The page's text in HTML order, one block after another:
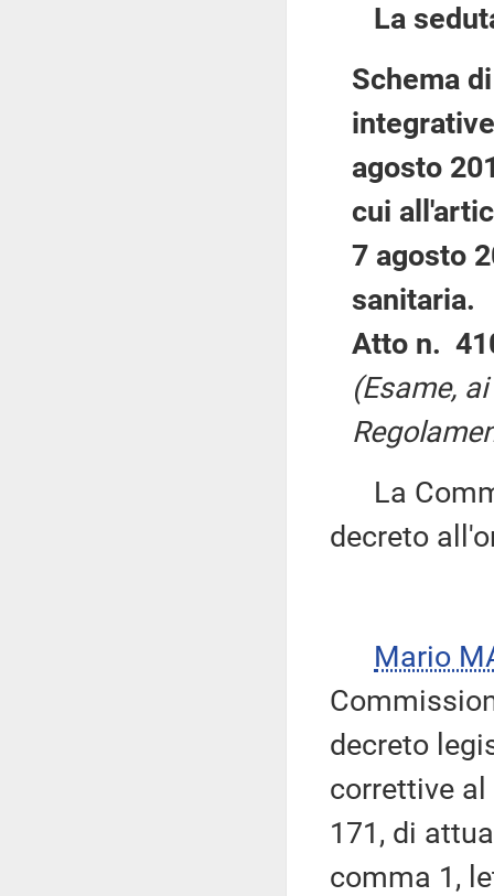
La
Schema
agosto
cui
7 agosto
sanitaria.
Atto n.
(Esame,
La
decreto
Mario
decreto
correttive
171, di
comma 1,